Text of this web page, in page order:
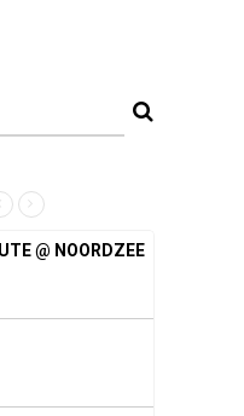
@ NOORDZEE